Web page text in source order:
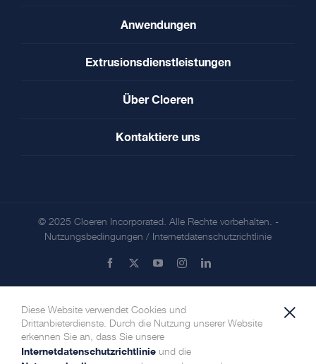
Anwendungen
Extrusionsdienstleistungen
Über Cloeren
Kontaktiere uns
© 2025 Cloeren Incorporated. Alle Rechte vorbehalten. -
Nutzungsbedingungen / Internetdatenschutzrichtlinie
Facebook YouTubeInstagramLinkedIn
Diese Website verwendet Cookies und
Drittanbieterdienste. Durch die Nutzung unserer Website
erkennen Sie an, dass Sie unsere
Internetdatenschutzrichtlinie und die
×